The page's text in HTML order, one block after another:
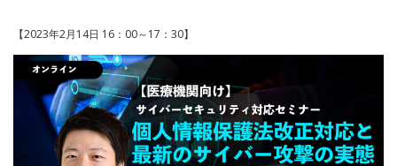
COMPANY
PRIVACY
POLICY
【2023年2月14日 16：00～17：30】